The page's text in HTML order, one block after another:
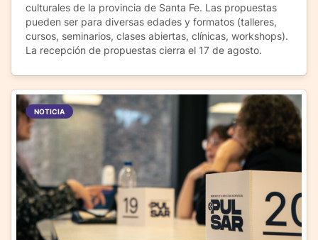
culturales de la provincia de Santa Fe. Las propuestas
pueden ser para diversas edades y formatos (talleres,
cursos, seminarios, clases abiertas, clínicas, workshops).
La recepción de propuestas cierra el 17 de agosto.
NOTICIA